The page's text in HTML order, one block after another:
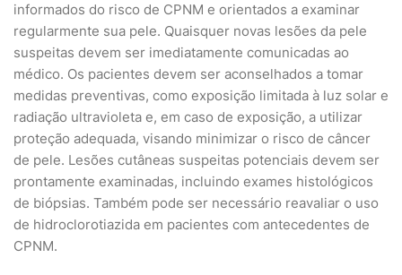
informados do risco de CPNM e orientados a examinar
regularmente sua pele. Quaisquer novas lesões da pele
suspeitas devem ser imediatamente comunicadas ao
médico. Os pacientes devem ser aconselhados a tomar
medidas preventivas, como exposição limitada à luz solar e
radiação ultravioleta e, em caso de exposição, a utilizar
proteção adequada, visando minimizar o risco de câncer
de pele. Lesões cutâneas suspeitas potenciais devem ser
prontamente examinadas, incluindo exames histológicos
de biópsias. Também pode ser necessário reavaliar o uso
de hidroclorotiazida em pacientes com antecedentes de
CPNM.